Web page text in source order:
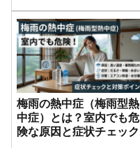
梅雨の熱中症（梅雨型熱
中症）とは？室内でも危
険な原因と症状チェック